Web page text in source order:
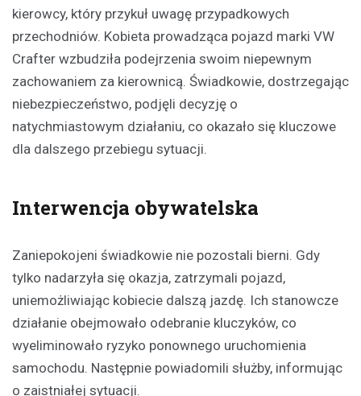
kierowcy, który przykuł uwagę przypadkowych
przechodniów. Kobieta prowadząca pojazd marki VW
Crafter wzbudziła podejrzenia swoim niepewnym
zachowaniem za kierownicą. Świadkowie, dostrzegając
niebezpieczeństwo, podjęli decyzję o
natychmiastowym działaniu, co okazało się kluczowe
dla dalszego przebiegu sytuacji.
Interwencja obywatelska
Zaniepokojeni świadkowie nie pozostali bierni. Gdy
tylko nadarzyła się okazja, zatrzymali pojazd,
uniemożliwiając kobiecie dalszą jazdę. Ich stanowcze
działanie obejmowało odebranie kluczyków, co
wyeliminowało ryzyko ponownego uruchomienia
samochodu. Następnie powiadomili służby, informując
o zaistniałej sytuacji.